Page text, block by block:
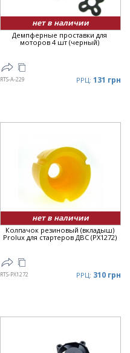
нет в наличии
Демпферные проставки для
моторов 4 шт (черный)
RTS-A-229 РРЦ: 131 грн
нет в наличии
Колпачок резиновый (вкладыш)
Prolux для стартеров ДВС (PX1272)
RTS-PX1272 РРЦ: 310 грн